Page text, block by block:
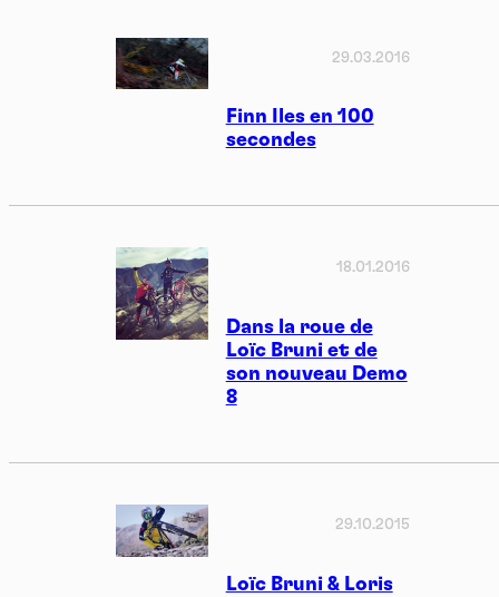
Finn Iles en 100
secondes
29.03.2016
Dans la roue de
Loïc Bruni et de
son nouveau Demo
8
18.01.2016
Loïc Bruni & Loris
29.10.2015